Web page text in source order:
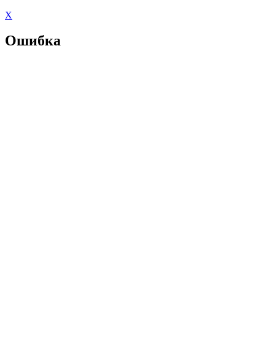
X
Ошибка